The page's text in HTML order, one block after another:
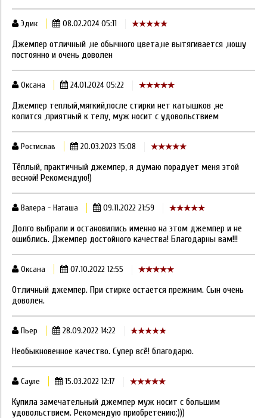
Эдик 08.02.2024 05:11
Джемпер отличный ,не обычного цвета,не вытягивается ,ношу
постоянно и очень доволен
Оксана 24.01.2024 05:22
Джемпер теплый,мягкий,после стирки нет катышков ,не
колится ,приятный к телу, муж носит с удовольствием
Ростислав 20.03.2023 15:08
Тёплый, практичный джемпер, я думаю порадует меня этой
весной! Рекомендую!)
Валера - Наташа 09.11.2022 21:59
Долго выбрали и остановились именно на этом джемпер и не
ошиблись. Джемпер достойного качества! Благодарны вам!!!
Оксана 07.10.2022 12:55
Отличный джемпер. При стирке остается прежним. Сын очень
доволен.
Пьер 28.09.2022 14:22
Необыкновенное качество. Супер всё! благодарю.
Сауле 15.03.2022 12:17
Купила замечательный джемпер муж носит с большим
удовольствием. Рекомендую приобретению:)))